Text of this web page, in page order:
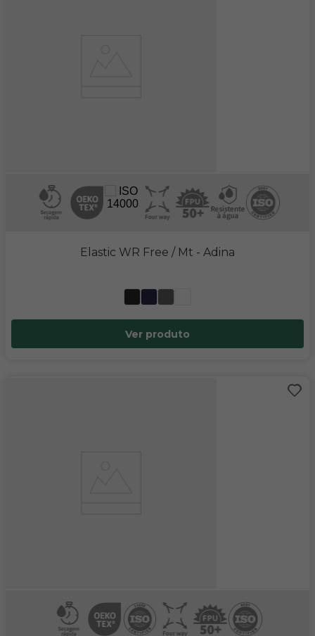
Elastic WR Free / Mt - Adina
Ver produto